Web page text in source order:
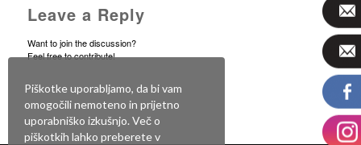
Leave a Reply
Want to join the discussion?
Feel free to contribute!
Za objavo komentarja se morate
Piškotke uporabljamo, da bi vam
omogočili nemoteno in prijetno
uporabniško izkušnjo. Več o
piškotkih lahko preberete v